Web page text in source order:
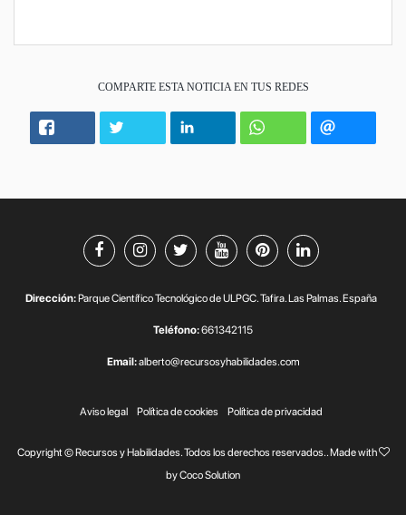
COMPARTE ESTA NOTICIA EN TUS REDES
Dirección:Parque Científico Tecnológico de ULPGC. Tafira. Las Palmas. España
Teléfono:661342115
Email:alberto@recursosyhabilidades.com
Aviso legal Política de cookies Política de privacidad
Copyright © Recursos y Habilidades. Todos los derechos reservados.. Made with
byCoco Solution